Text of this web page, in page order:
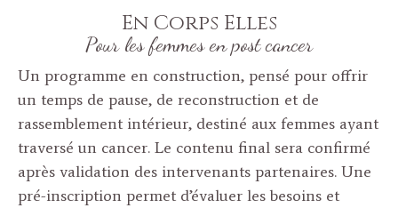
En Corps Elles
Pour les femmes en post cancer
Un programme en construction, pensé pour offrir
un temps de pause, de reconstruction et de
rassemblement intérieur, destiné aux femmes ayant
traversé un cancer. Le contenu final sera confirmé
après validation des intervenants partenaires. Une
pré-inscription permet d’évaluer les besoins et